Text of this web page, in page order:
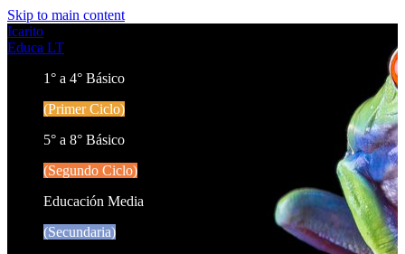
Skip to main content
Icarito
Educa LT
1° a 4° Básico
(Primer Ciclo)
5° a 8° Básico
(Segundo Ciclo)
Educación Media
(Secundaria)